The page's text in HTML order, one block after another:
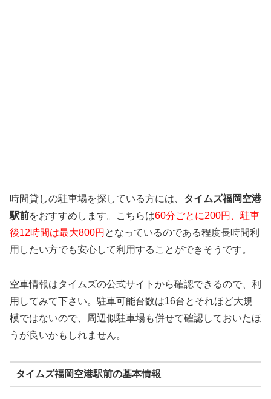
時間貸しの駐車場を探している方には、 タイムズ福岡空港
駅前をおすすめします。こちらは60分ごとに200円、駐車
後12時間は最大800円 となっているのである程度長時間利
用したい方でも安心して利用することができそうです。
空車情報はタイムズの公式サイトから確認できるので、利
用してみて下さい。駐車可能台数は16台とそれほど大規
模ではないので、周辺似駐車場も併せて確認しておいたほ
うが良いかもしれません。
タイムズ福岡空港駅前の基本情報